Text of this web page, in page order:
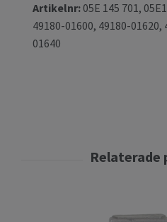
Artikelnr: 05E 145 701,
49180-01600, 49180-01620,
01640